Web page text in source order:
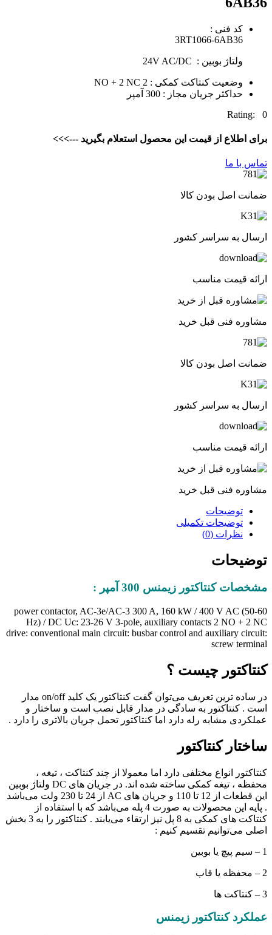
کد فنی :
3RT1066-6AB36
ولتاژ بوبین : 24V AC/DC
وضعیت کنتاکت کمکی : 2 NO + 2 NC
حداکثر جریان مجاز : 300 آمپر
Rating: 0
برای اطلاع از قیمت این محصول استعلام بگیرید --->>>
تماس با ما
ضمانت اصل بودن کالا
ارسال به سراسر کشور
ارائه قیمت مناسب
مشاوره فنی قبل خرید
ضمانت اصل بودن کالا
ارسال به سراسر کشور
ارائه قیمت مناسب
مشاوره فنی قبل خرید
توضیحات
توضیحات تکمیلی
نظرات (0)
توضیحات
مشخصات کنتاکتور زیمنس 300 آمپر :
power contactor, AC-3e/AC-3 300 A, 160 kW / 400 V AC (50-60
Hz) / DC Uc: 23-26 V 3-pole, auxiliary contacts 2 NO + 2 NC
drive: conventional main circuit: busbar control and auxiliary circuit:
screw terminal
کنتاکتور چیست ؟
در ساده ترین تعریف می‌توان گفت کنتاکتور یک کلید on/off مدار
است . کنتاکتور به سادگی در مدار قابل نصب است و ساختار و
عملکردی مشابه رله دارد اما کنتاکتور تحمل جریان بالاتری را دارد .
ساختار کنتاکتور
کنتاکتور انواع مختلفی دارد اما معمولا از چند کنتاکت ، تیغه ،
محفظه ، تیغه کمکی ساخته شده اند. در جریان های DC ولتاژ بوبین
این قطعات از 12 تا 110 و جریان های AC از 24 تا 230 ولت می‌باشد
. پایه این محصولات به صورت 4 پله می‌باشد که با استفاده از
کنتاکت های کمکی به 8 پل نیز ارتقاء می‌یابند . کنتاکتور را به 3 بخش
اصلی می‌توانیم تقسیم کنیم :
1 – سیم پیچ یا بوبین
2 – محفظه یا قاب
3 – کنتاکت ها
عملکرد کنتاکتور زیمنس